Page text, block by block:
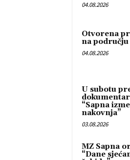
04.08.2026
Otvorena
na području
04.08.2026
U subotu
“Sapna
nakovnja”
03.08.2026
MZ Sapna
“Dane